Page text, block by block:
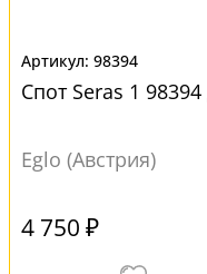
98394
Спот Seras 1
Eglo (Австрия)
4 750 ₽